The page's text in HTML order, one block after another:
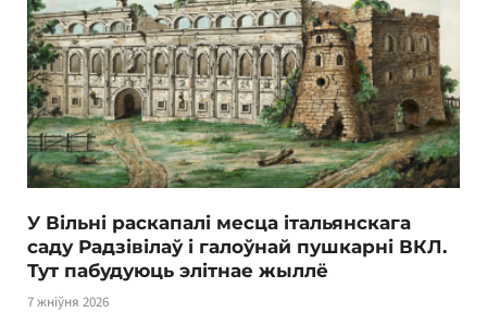
У Вільні раскапалі месца італьянскага
саду Радзівілаў і галоўнай пушкарні ВКЛ.
Тут пабудуюць элітнае жыллё
7 жніўня 2026